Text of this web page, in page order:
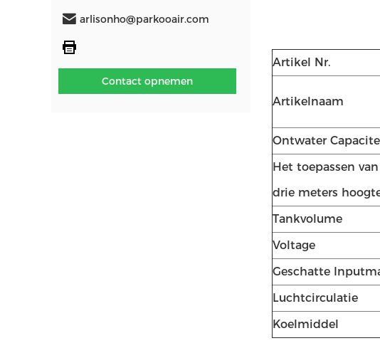
arlisonho@parkooair.com
Contact opnemen
Artikel Nr.
Artikelnaam
Ontwater
Het toepassen
drie meters
Tankvolume
Voltage
Geschatte
Luchtcirculatie
Koelmiddel